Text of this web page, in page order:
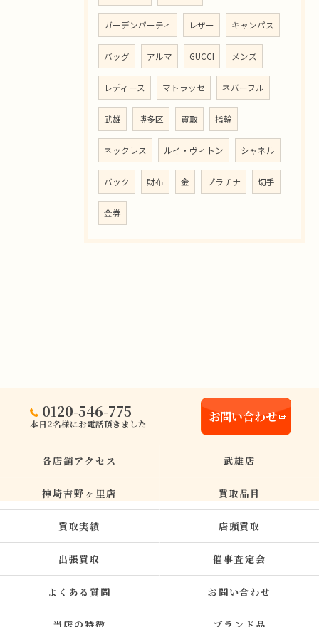
ガーデンパーティ レザー キャンパス
バッグ アルマ GUCCI メンズ
レディース マトラッセ ネバーフル
武雄 博多区 買取 指輪
ネックレス ルイ・ヴィトン シャネル
バック 財布 金 プラチナ 切手
金券
0120-546-775
本日2名様にお電話頂きました お問い合わせ
各店舗アクセス 武雄店
神埼吉野ヶ里店 買取品目
買取実績 店頭買取
出張買取 催事査定会
よくある質問 お問い合わせ